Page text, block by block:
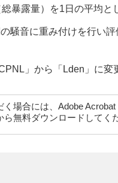
暴露量）を1日の平均と
騒音に重み付けを行い
」から「Lden」に変
場合には、Adobe
無料ダウンロードしてく